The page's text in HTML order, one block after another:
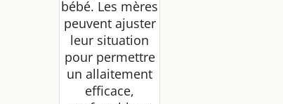
bébé. Les mères
peuvent ajuster
leur situation
pour permettre
un allaitement
efficace,